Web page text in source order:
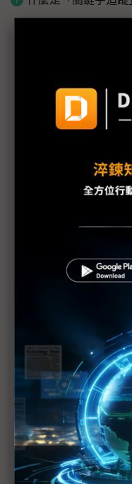
Google公布最新海
與澳洲
中國移動推進非洲
端連接能力
Google、Meta等暫
評估替代路徑
歐洲成AI新戰場 微
AI浪潮推動通訊海
模搶佔商機
Meta宣布新海纜計